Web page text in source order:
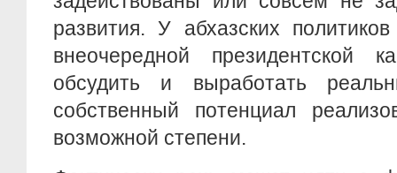
развития. У абхазских
внеочередной президентской
обсудить и выработать
собственный потенциал
возможной степени.